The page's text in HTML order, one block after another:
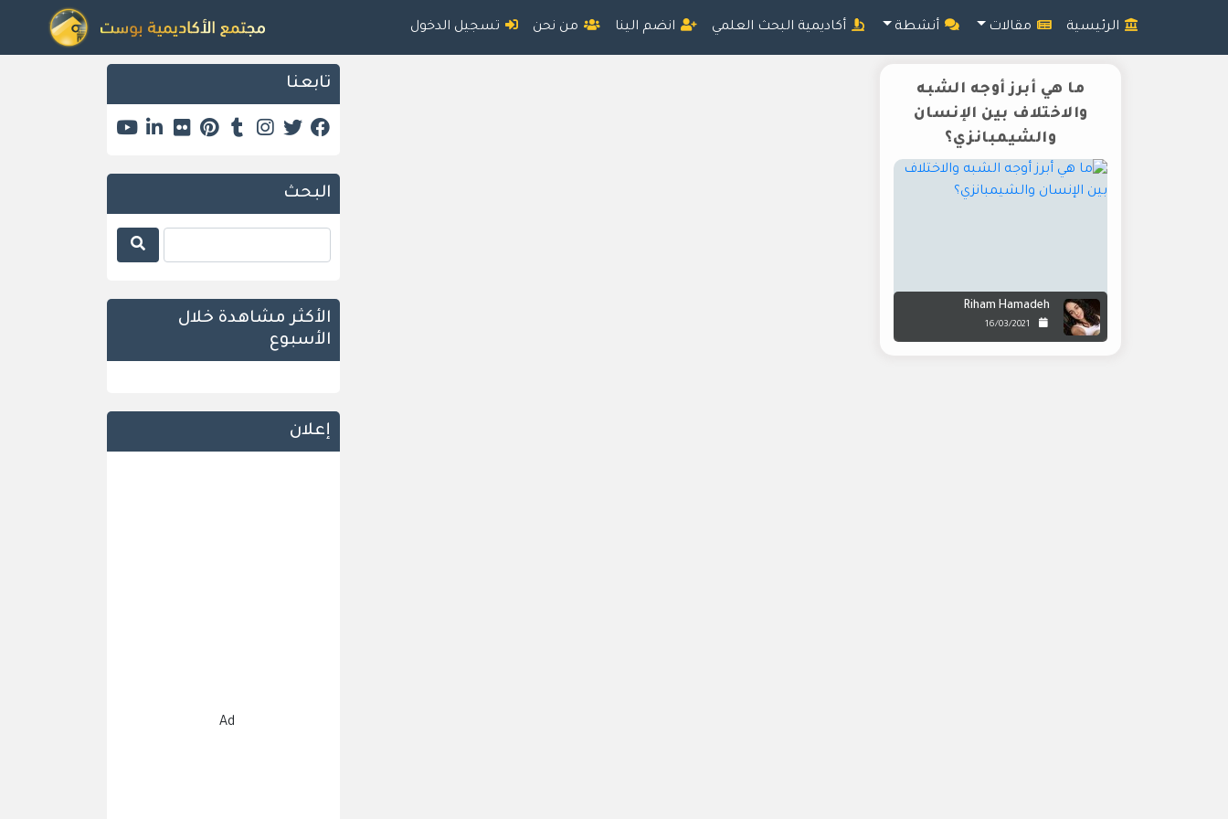
الرئيسية مقالات أنشطة أكاديمية البحث العلمي انضم الينا من نحن تسجيل الدخول
ما هي أبرز أوجه الشبه
والاختلاف بين الإنسان
والشيمبانزي؟
Riham Hamadeh
16/03/2021
تابعنا
البحث
الأكثر مشاهدة خلال
الأسبوع
إعلان
Ad